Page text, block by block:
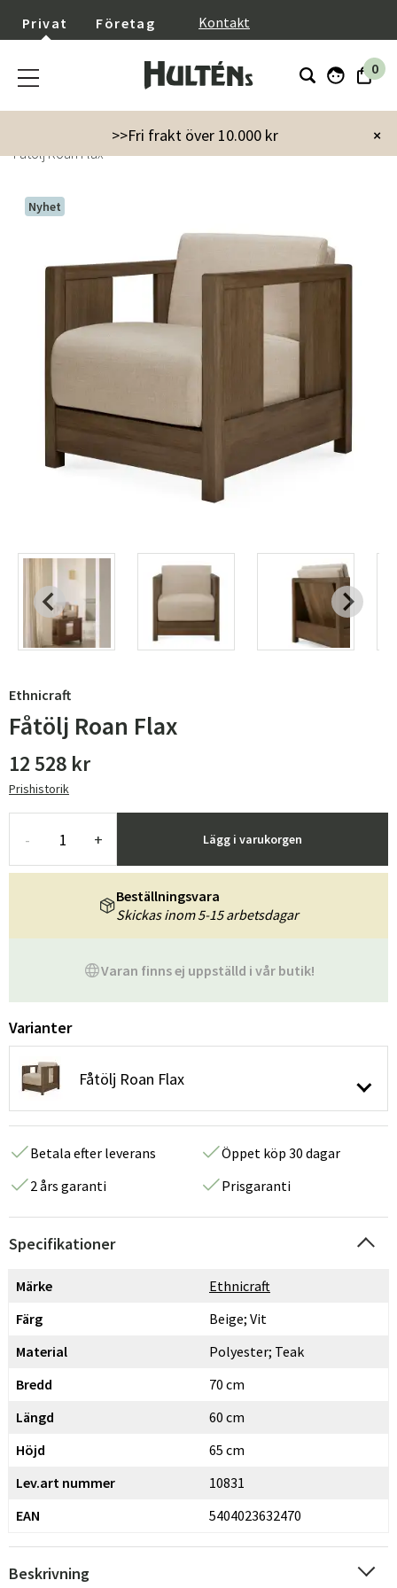
Privat Företag Kontakt
0
×
>>Fri frakt över 10.000 kr
Möbler Fåtöljer & puffar
Fåtöljer
Fåtölj Roan Flax
Nyhet
Ethnicraft
Fåtölj Roan Flax
12 528 kr
Prishistorik
- + Lägg i varukorgen
Varan finns ej uppställd i vår butik!
Beställningsvara
Skickas inom 5-15 arbetsdagar
Varianter
Fåtölj Roan Flax
Betala efter leverans
Öppet köp 30 dagar
2 års garanti
Prisgaranti
Specifikationer
Märke
Ethnicraft
Färg
Beige; Vit
Material
Polyester; Teak
Bredd
70 cm
Längd
60 cm
Höjd
65 cm
Lev.art nummer
10831
EAN
5404023632470
Beskrivning